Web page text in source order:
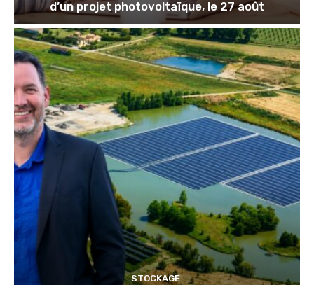
d’un projet photovoltaïque, le 27 août
STOCKAGE